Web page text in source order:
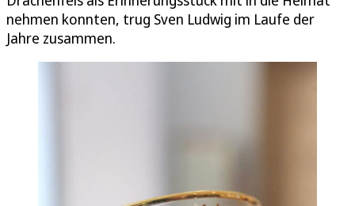
nehmen konnten, trug Sven Ludwig im Laufe der
Jahre zusammen.